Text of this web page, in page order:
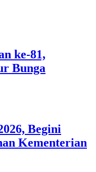
ke-81,
Bunga
Begini
Kementerian